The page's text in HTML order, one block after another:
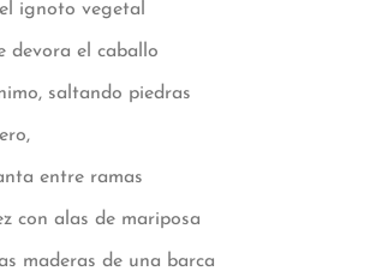
ignoto vegetal
devora el caballo
saltando piedras
entre ramas
con alas de mariposa
maderas de una barca